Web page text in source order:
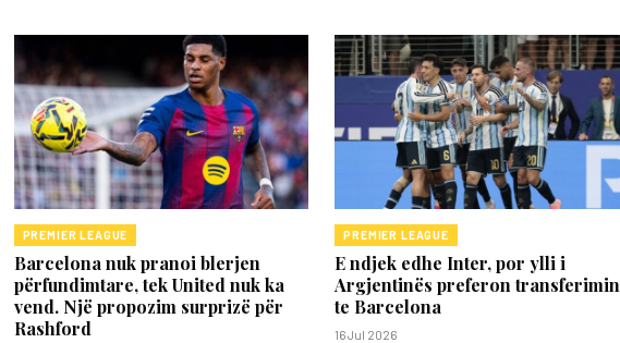
PREMIER LEAGUE
Barcelona nuk pranoi blerjen
përfundimtare, tek United nuk ka
vend. Një propozim surprizë për
Rashford
PREMIER LEAGUE
E ndjek edhe Inter, por ylli i
Argjentinës preferon transferimin
te Barcelona
16 Jul 2026